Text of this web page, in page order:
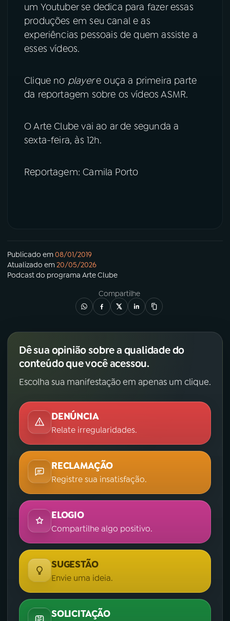
Instagram X
TikTok
um Youtuber se dedica para fazer essas
produções em seu canal e as
experiências pessoais de quem assiste a
esses vídeos.
Clique no playere ouça a primeira parte
da reportagem sobre os vídeos ASMR.
O Arte Clube vai ao ar de segunda a
sexta-feira, às 12h.
Reportagem: Camila Porto
Publicado em08/01/2019
Atualizado em20/05/2026
Podcastdo programa Arte Clube
Compartilhe
Dê sua opinião sobre a qualidade do
conteúdo que você acessou.
Escolha sua manifestação em apenas um clique.
DENÚNCIA
Relate irregularidades.
RECLAMAÇÃO
Registre sua insatisfação.
ELOGIO
Compartilhe algo positivo.
SUGESTÃO
Envie uma ideia.
SOLICITAÇÃO